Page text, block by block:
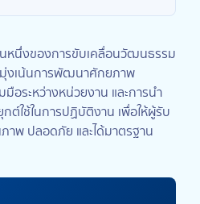
หนึ่งของการขับเคลื่อนวัฒนธรรม
งเน้นการพัฒนาศักยภาพ
อระหว่างหน่วยงาน และการนำ
ใช้ในการปฏิบัติงาน เพื่อให้ผู้รับ
พ ปลอดภัย และได้มาตรฐาน